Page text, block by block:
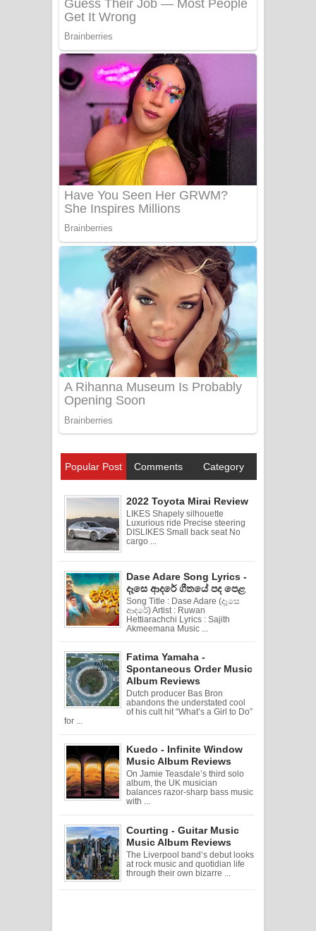
Popular Post Comments Category
2022 Toyota Mirai Review
LIKES Shapely silhouette
Luxurious ride Precise steering
DISLIKES Small back seat No
cargo ...
Dase Adare Song Lyrics -
දෑසෙ ආදරේ ගීතයේ පද පෙළ
Song Title : Dase Adare (දෑසෙ
ආදරේ) Artist : Ruwan
Hettiarachchi Lyrics : Sajith
Akmeemana Music ...
Fatima Yamaha -
Spontaneous Order Music
Album Reviews
Dutch producer Bas Bron
abandons the understated cool
of his cult hit “What’s a Girl to Do”
for ...
Kuedo - Infinite Window
Music Album Reviews
On Jamie Teasdale’s third solo
album, the UK musician
balances razor-sharp bass music
with ...
Courting - Guitar Music
Music Album Reviews
The Liverpool band’s debut looks
at rock music and quotidian life
through their own bizarre ...